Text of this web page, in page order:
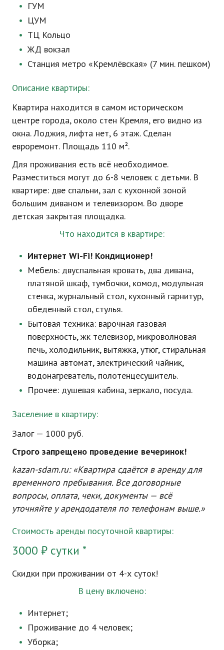
ГУМ
ЦУМ
ТЦ Кольцо
ЖД вокзал
Станция метро «Кремлёвская» (7 мин. пешком)
Описание квартиры:
Квартира находится в самом историческом
центре города, около стен Кремля, его видно из
окна. Лоджия, лифта нет, 6 этаж. Сделан
евроремонт. Площадь 110 м².
Для проживания есть всё необходимое.
Разместиться могут до 6-8 человек с детьми. В
квартире: две спальни, зал с кухонной зоной
большим диваном и телевизором. Во дворе
детская закрытая площадка.
Что находится в квартире:
Интернет Wi-Fi! Кондиционер!
Мебель: двуспальная кровать, два дивана,
платяной шкаф, тумбочки, комод, модульная
стенка, журнальный стол, кухонный гарнитур,
обеденный стол, стулья.
Бытовая техника: варочная газовая
поверхность, жк телевизор, микроволновая
печь, холодильник, вытяжка, утюг, стиральная
машина автомат, электрический чайник,
водонагреватель, полотенцесушитель.
Прочее: душевая кабина, зеркало, посуда.
Заселение в квартиру:
Залог — 1000 руб.
Строго запрещено проведение вечеринок!
kazan-sdam.ru: «Квартира сдаётся в аренду для
временного пребывания. Все договорные
вопросы, оплата, чеки, документы — всё
уточняйте у арендодателя по телефонам выше.»
Стоимость аренды посуточной квартиры:
3000 ₽ сутки *
Скидки при проживании от 4-х суток!
В цену включено:
Интернет;
Проживание до 4 человек;
Уборка;